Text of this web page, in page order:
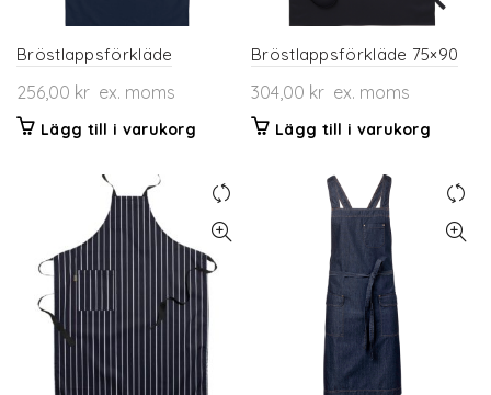
Bröstlappsförkläde
256,00 kr ex. moms
Lägg till i varukorg
Bröstlappsförkläde 75×90
304,00 kr ex. moms
Lägg till i varukorg